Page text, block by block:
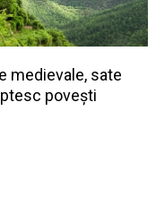
medievale, sate
povești